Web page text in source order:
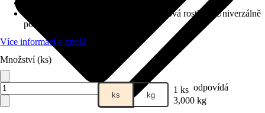
Ovoce, Zelenina, Balkónová rostlina, Univerzálně
použitelné
Více informací o zboží
Množství (ks)
ks kg 1 ks odpovídá
3,000 kg